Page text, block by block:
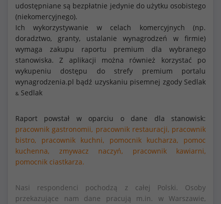
udostępniane są bezpłatnie jedynie do użytku osobistego
(niekomercyjnego).
Ich wykorzystywanie w celach komercyjnych (np.
doradztwo, granty, ustalanie wynagrodzeń w firmie)
wymaga zakupu raportu premium dla wybranego
stanowiska. Z aplikacji można również korzystać po
wykupeniu dostępu do strefy premium portalu
wynagrodzenia.pl bądź uzyskaniu pisemnej zgody Sedlak
& Sedlak
Raport powstał w oparciu o dane dla stanowisk:
pracownik gastronomii, pracownik restauracji, pracownik
bistro,
pracownik kuchni, pomocnik kucharza,
pomoc
kuchenna,
zmywacz naczyń,
pracownik kawiarni,
pomocnik ciastkarza.
Nasi respondenci pochodzą z całej Polski. Osoby
przekazujące nam dane pracują m.in. w Warszawie,